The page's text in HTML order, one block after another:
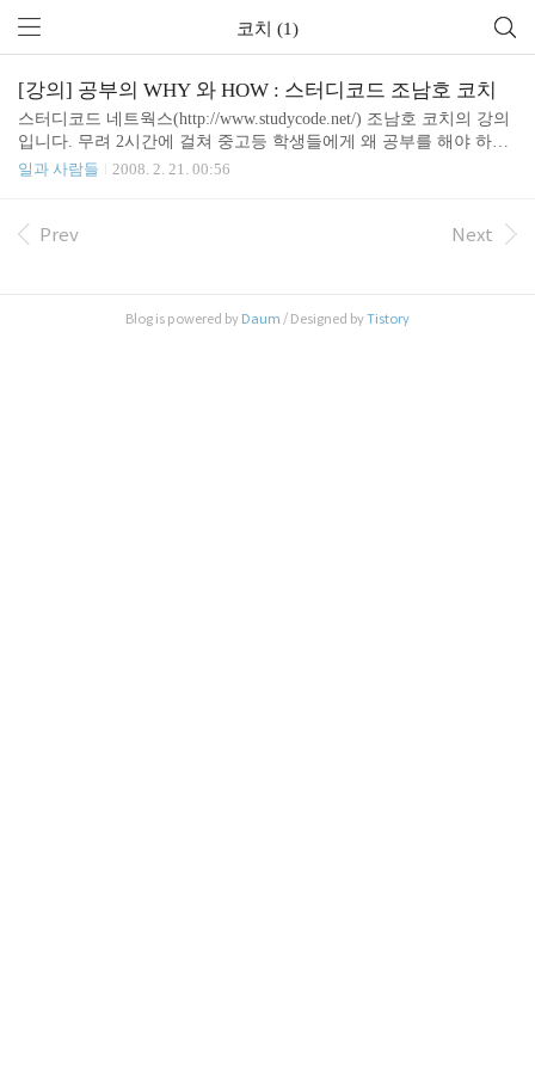
코치 (1)
[강의] 공부의 WHY 와 HOW : 스터디코드 조남호 코치
스터디코드 네트웍스(http://www.studycode.net/) 조남호 코치의 강의
입니다. 무려 2시간에 걸쳐 중고등 학생들에게 왜 공부를 해야 하는
지 이야기 합니다. 다소 거칠게 말하지만 애매모호하게 말하는 것을
아가는 기본 구조에 대해 거침없이 말 하시네요. 마지막에 어른이라
다가 자존심이 있어 열심히 공부해 서울대 입학한 뒤 네이버 초기 멤
일과 사람들 2008. 2. 21. 00:56
Prev Next
Blog is powered by Daum / Designed byTistory